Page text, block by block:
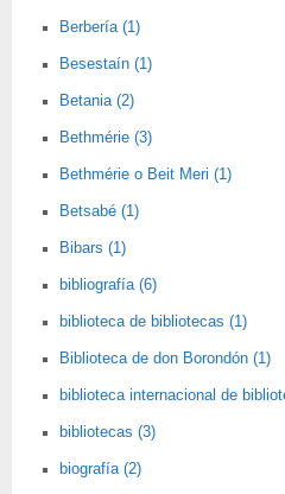
Berbería (1)
Besestaín (1)
Betania (2)
Bethmérie (3)
Bethmérie o Beit Meri (1)
Betsabé (1)
Bibars (1)
bibliografía (6)
biblioteca de bibliotecas (1)
Biblioteca de don Borondón (1)
biblioteca internacional de
bibliotecas (3)
biografía (2)